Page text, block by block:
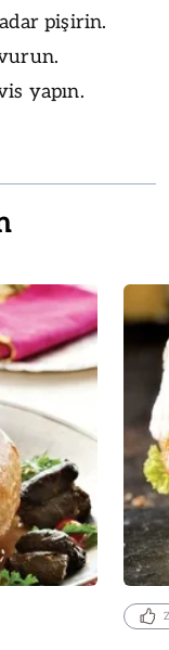
pişirin.
yapın.